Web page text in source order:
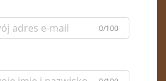
0/100